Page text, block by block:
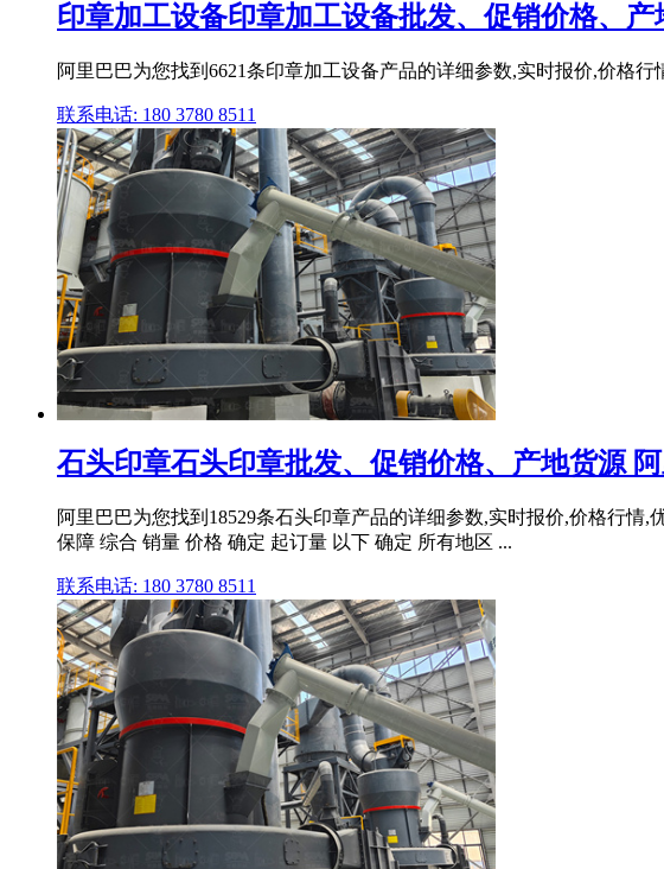
印章加工设备印章加工设备批发、促销价格、产
阿里巴巴为您找到6621条印章加工设备产品的详细参数,实时报价,价格
联系电话: 180 3780 8511
石头印章石头印章批发、促销价格、产地货源
阿里巴巴为您找到18529条石头印章产品的详细参数,实时报价,价格行情
保障 综合 销量 价格 确定 起订量 以下 确定 所有地区 ...
联系电话: 180 3780 8511